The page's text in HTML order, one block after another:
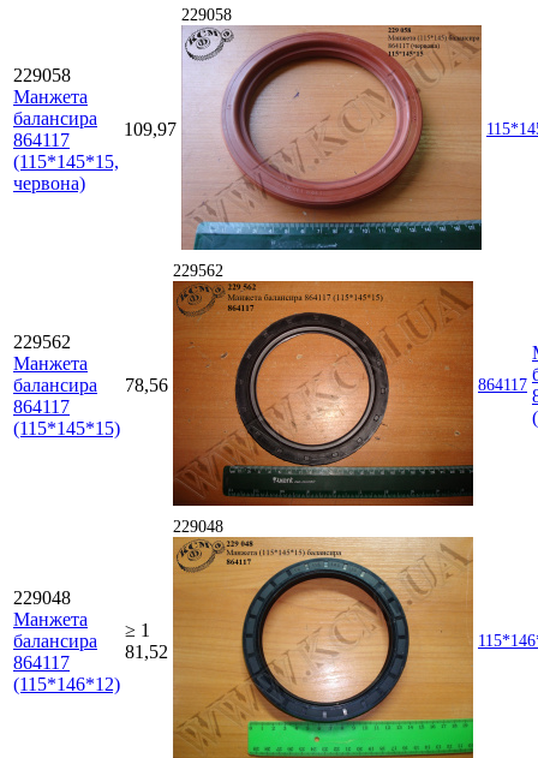
229058
Манжета
балансира
864117
(115*145*15,
червона)
109,97
229058
229562
Манжета
балансира
864117
(115*145*15)
78,56
229562
864117
229048
Манжета
балансира
864117
(115*146*12)
≥ 1
81,52
229048